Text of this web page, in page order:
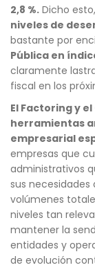
2,8 %. Dicho
niveles de
bastante por
Pública en
claramente
fiscal en los
El Factoring y
herramientas
empresarial
empresas que
administrativos
sus necesidades
volúmenes
niveles tan
mantener la
entidades y
de evolución